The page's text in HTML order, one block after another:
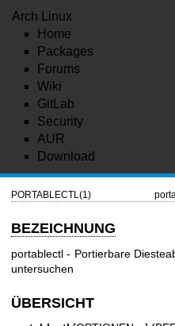
Arch Linux
Home
Packages
Forums
Wiki
GitLab
Security
AUR
Download
PORTABLECTL(1)
BEZEICHNUNG
portablectl - Portierbare
untersuchen
ÜBERSICHT